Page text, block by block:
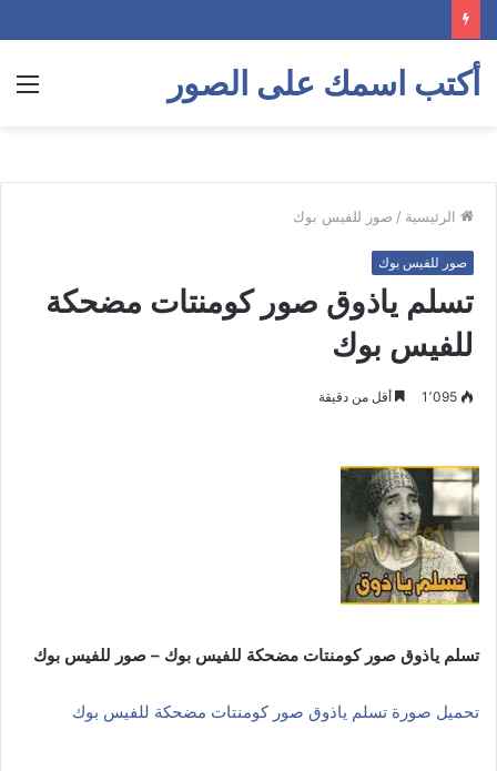
أكتب اسمك على الصور
الرئيسية / صور للفيس بوك
صور للفيس بوك
تسلم ياذوق صور كومنتات مضحكة
للفيس بوك
1٬095 أقل من دقيقة
تسلم ياذوق صور كومنتات مضحكة للفيس بوك – صور للفيس بوك
تحميل صورة تسلم ياذوق صور كومنتات مضحكة للفيس بوك